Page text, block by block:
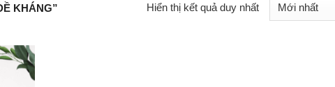
KHÁNG” Hiển thị kết quả duy nhất